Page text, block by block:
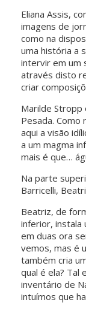
Eliana Assis,
imagens de
como na
uma história a
intervir em um
através disto
criar
Marilde Stropp
Pesada. Como
aqui a visão
a um magma
mais é que…
Na parte
Barricelli,
Beatriz, de
inferior, instala
em duas ora
vemos, mas é
também cria
qual é ela? Tal
inventário de
intuímos que